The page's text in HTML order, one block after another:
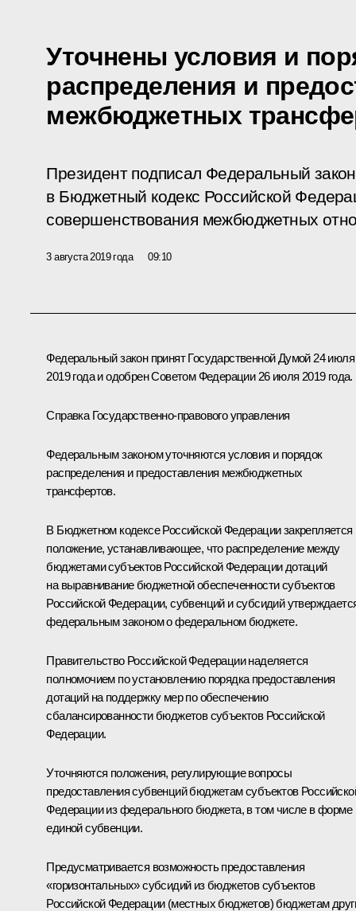
Уточнены условия и
распределения и
межбюджетных
Президент подписал Федеральный
в Бюджетный кодекс Российской
совершенствования межбюджетных
3 августа 2019 года 09:10
Федеральный закон принят Государственной Думой 24 июля
2019 года и одобрен Советом Федерации 26 июля 2019 года.
Справка Государственно-правового управления
Федеральным законом уточняются условия и порядок
распределения и предоставления межбюджетных
трансфертов.
В Бюджетном кодексе Российской Федерации закрепляется
положение, устанавливающее, что распределение между
бюджетами субъектов Российской Федерации дотаций
на выравнивание бюджетной обеспеченности субъектов
Российской Федерации, субвенций и субсидий
федеральным законом о федеральном бюджете.
Правительство Российской Федерации наделяется
полномочием по установлению порядка предоставления
дотаций на поддержку мер по обеспечению
сбалансированности бюджетов субъектов Российской
Федерации.
Уточняются положения, регулирующие вопросы
предоставления субвенций бюджетам субъектов
Федерации из федерального бюджета, в том числе в форме
единой субвенции.
Предусматривается возможность предоставления
«горизонтальных» субсидий из бюджетов субъектов
Российской Федерации (местных бюджетов) бюджетам